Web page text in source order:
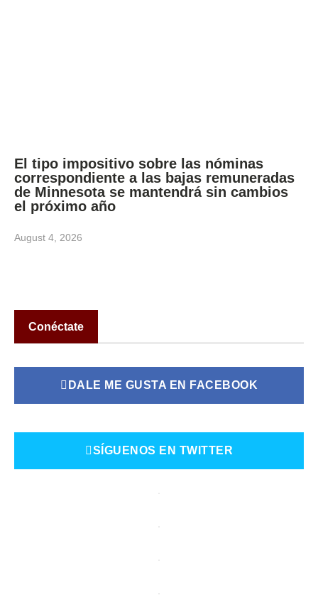
El tipo impositivo sobre las nóminas
correspondiente a las bajas remuneradas
de Minnesota se mantendrá sin cambios
el próximo año
August 4, 2026
Conéctate
DALE ME GUSTA EN FACEBOOK
SÍGUENOS EN TWITTER